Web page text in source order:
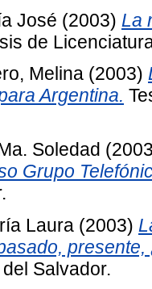
José (2003) La
de
Melina (2003)
Argentina.
Soledad
Grupo
Laura (2003)
presente,
Salvador.